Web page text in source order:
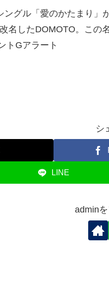
ングル「愛のかたまり」
名したDOMOTO。この
トGアラート
シ
LINE
admin